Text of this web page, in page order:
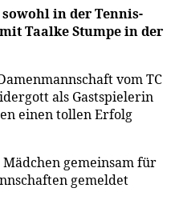
in derTennis-
Taalke Stumpe in der
vom TC
als Gastspielerin
einen tollen Erfolg
gemeinsam für
gemeldet